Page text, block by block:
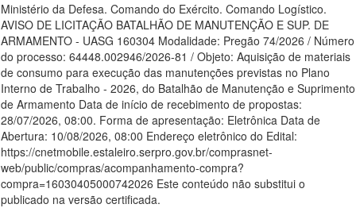
Ministério da Defesa. Comando do Exército. Comando Logístico.
AVISO DE LICITAÇÃO BATALHÃO DE MANUTENÇÃO E SUP. DE
ARMAMENTO - UASG 160304 Modalidade: Pregão 74/2026 / Número
do processo: 64448.002946/2026-81 / Objeto: Aquisição de materiais
de consumo para execução das manutenções previstas no Plano
Interno de Trabalho - 2026, do Batalhão de Manutenção e Suprimento
de Armamento Data de início de recebimento de propostas:
28/07/2026, 08:00. Forma de apresentação: Eletrônica Data de
Abertura: 10/08/2026, 08:00 Endereço eletrônico do Edital:
https://cnetmobile.estaleiro.serpro.gov.br/comprasnet-
web/public/compras/acompanhamento-compra?
compra=16030405000742026 Este conteúdo não substitui o
publicado na versão certificada.